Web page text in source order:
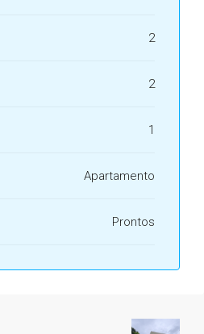
2
2
1
Apartamento
Prontos